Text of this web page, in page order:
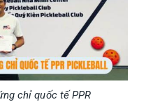
chỉ quốc tế PPR